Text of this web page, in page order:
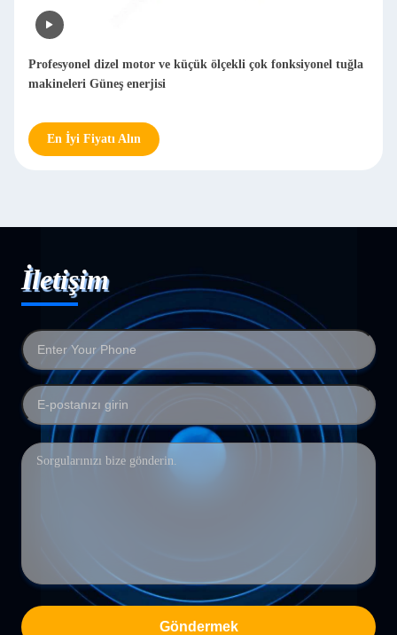
Profesyonel dizel motor ve küçük ölçekli çok fonksiyonel tuğla
makineleri Güneş enerjisi
En İyi Fiyatı Alın
İletişim
Göndermek